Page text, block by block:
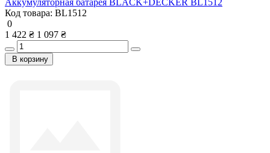
Код товара: BL1512
0
1 422 ₴ 1 097 ₴
В корзину